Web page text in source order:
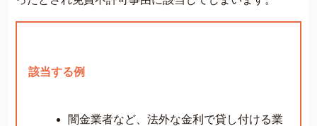
該当する例
闇金業者など、法外な金利で貸し付ける業